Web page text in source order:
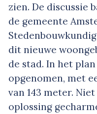
zien. De discussie
de gemeente
dit nieuwe
de stad. In het
opgenomen, met
van 143 meter.
oplossing